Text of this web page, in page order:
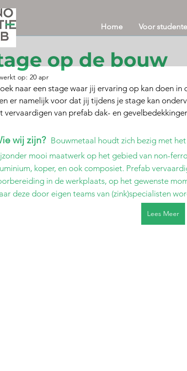
Home Voor
op de bouw
op: 20 apr
naar een stage waar jij ervaring op kan doen
er namelijk voor dat jij tijdens je stage kan
vervaardigen van prefab dak- en
wij zijn? Bouwmetaal houdt zich bezig met
mooi maatwerk op het gebied van non-
koper, en ook composiet. Prefab
in de werkplaats, op het gewenste
deze door eigen teams van (zink)specialisten
Lees Meer